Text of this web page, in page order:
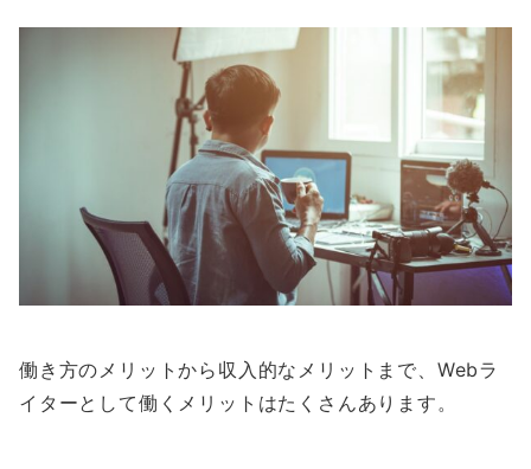
働き方のメリットから収入的なメリットまで、Webラ
イターとして働くメリットはたくさんあります。